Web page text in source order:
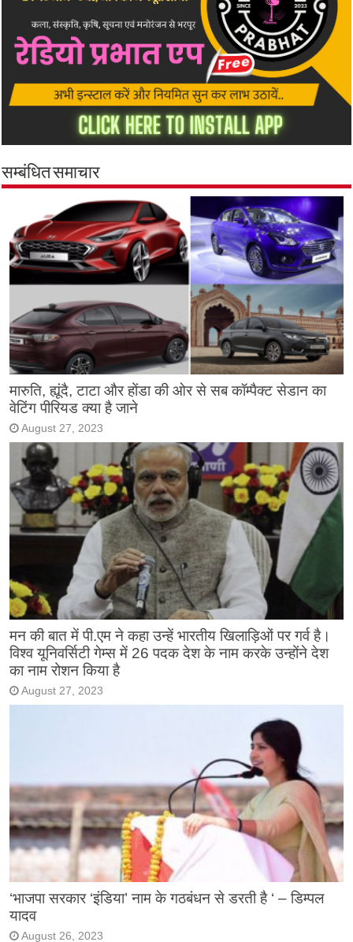
सम्बंधित समाचार
मारुति, ह्यूंदै, टाटा और होंडा की ओर से सब कॉम्पैक्ट सेडान का
वेटिंग पीरियड क्या है जाने
August 27, 2023
मन की बात में पी.एम ने कहा उन्हें भारतीय खिलाड़िओं पर गर्व है।
विश्व यूनिवर्सिटी गेम्स में 26 पदक देश के नाम करके उन्होंने देश
का नाम रोशन किया है
August 27, 2023
‘भाजपा सरकार ‘इंडिया’ नाम के गठबंधन से डरती है ‘ – डिम्पल
यादव
August 26, 2023